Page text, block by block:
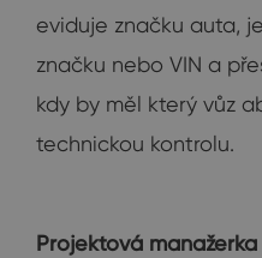
eviduje značku auta,
značku nebo VIN a
kdy by měl který vůz
technickou kontrolu.
Projektová manažerka